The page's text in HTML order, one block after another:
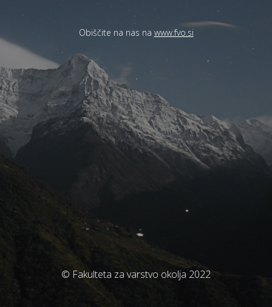
Obiščite na nas na www.fvo.si
© Fakulteta za varstvo okolja 2022